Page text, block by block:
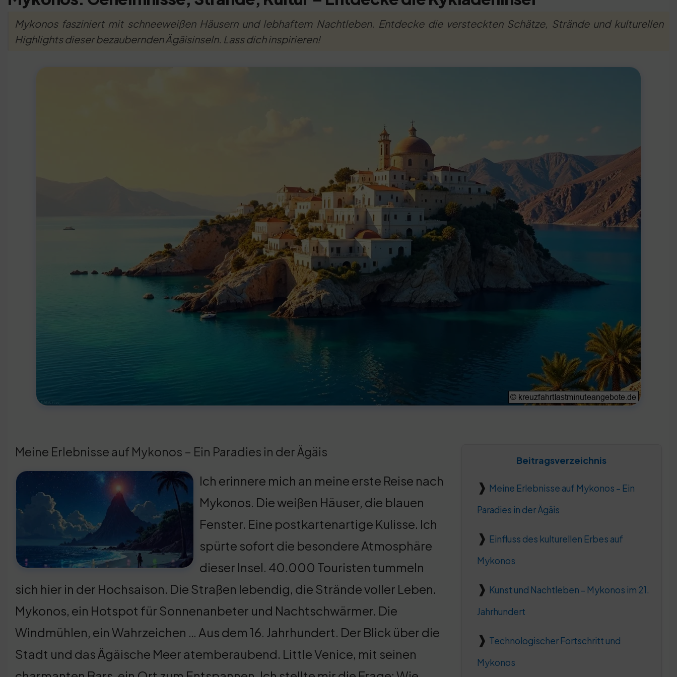
Mykonos fasziniert mit schneeweißen Häusern und lebhaftem Nachtleben. Entdecke die versteckten Schätze, Strände und kulturellen
Highlights dieser bezaubernden Ägäisinseln. Lass dich inspirieren!
Beitragsverzeichnis
Meine Erlebnisse auf Mykonos – Ein
Paradies in der Ägäis
Einfluss des kulturellen Erbes auf
Mykonos
Kunst und Nachtleben – Mykonos im 21.
Jahrhundert
Technologischer Fortschritt und
Mykonos
Meine Erlebnisse auf Mykonos – Ein Paradies in der Ägäis
Ich erinnere mich an meine erste Reise nach
Mykonos. Die weißen Häuser, die blauen
Fenster. Eine postkartenartige Kulisse. Ich
spürte sofort die besondere Atmosphäre
dieser Insel. 40.000 Touristen tummeln
sich hier in der Hochsaison. Die Straßen lebendig, die Strände voller Leben.
Mykonos, ein Hotspot für Sonnenanbeter und Nachtschwärmer. Die
Windmühlen, ein Wahrzeichen … Aus dem 16. Jahrhundert. Der Blick über die
Stadt und das Ägäische Meer atemberaubend. Little Venice, mit seinen